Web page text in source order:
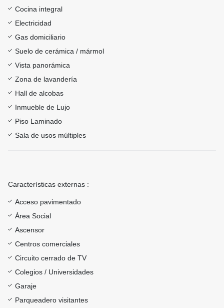
Cocina integral
Electricidad
Gas domiciliario
Suelo de cerámica / mármol
Vista panorámica
Zona de lavandería
Hall de alcobas
Inmueble de Lujo
Piso Laminado
Sala de usos múltiples
Características externas :
Acceso pavimentado
Área Social
Ascensor
Centros comerciales
Circuito cerrado de TV
Colegios / Universidades
Garaje
Parqueadero visitantes